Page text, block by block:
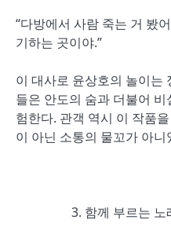
“다방에서 사람 죽는 거 봤
기하는 곳이야.”
이 대사로 윤상호의 놀이는
들은 안도의 숨과 더불어
험한다. 관객 역시 이 작품
이 아닌 소통의 물꼬가 아니
함께 부르는 노